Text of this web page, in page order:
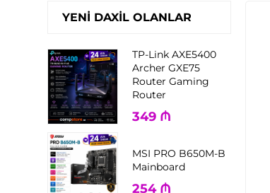
YENI DAXIL OLANLAR
TP-Link AXE5400
Archer GXE75
Router Gaming
Router
349 ₼
MSI PRO B650M-B
Mainboard
254 ₼